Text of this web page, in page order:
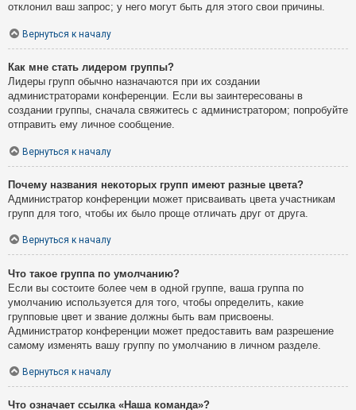
отклонил ваш запрос; у него могут быть для этого свои причины.
Вернуться к началу
Как мне стать лидером группы?
Лидеры групп обычно назначаются при их создании
администраторами конференции. Если вы заинтересованы в
создании группы, сначала свяжитесь с администратором; попробуйте
отправить ему личное сообщение.
Вернуться к началу
Почему названия некоторых групп имеют разные цвета?
Администратор конференции может присваивать цвета участникам
групп для того, чтобы их было проще отличать друг от друга.
Вернуться к началу
Что такое группа по умолчанию?
Если вы состоите более чем в одной группе, ваша группа по
умолчанию используется для того, чтобы определить, какие
групповые цвет и звание должны быть вам присвоены.
Администратор конференции может предоставить вам разрешение
самому изменять вашу группу по умолчанию в личном разделе.
Вернуться к началу
Что означает ссылка «Наша команда»?